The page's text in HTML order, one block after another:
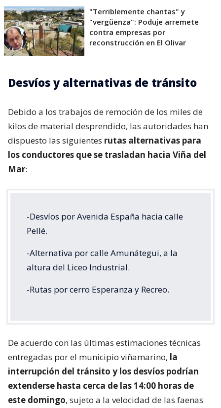
"Terriblemente chantas" y
"vergüenza": Poduje arremete
contra empresas por
reconstrucción en El Olivar
Desvíos y alternativas de tránsito
Debido a los trabajos de remoción de los miles de
kilos de material desprendido, las autoridades han
dispuesto las siguientes rutas alternativas para
los conductores que se trasladan hacia Viña del
Mar:
-Desvíos por Avenida España hacia calle
Pellé.
-Alternativa por calle Amunátegui, a la
altura del Liceo Industrial.
-Rutas por cerro Esperanza y Recreo.
De acuerdo con las últimas estimaciones técnicas
entregadas por el municipio viñamarino, la
interrupción del tránsito y los desvíos podrían
extenderse hasta cerca de las 14:00 horas de
este domingo, sujeto a la velocidad de las faenas